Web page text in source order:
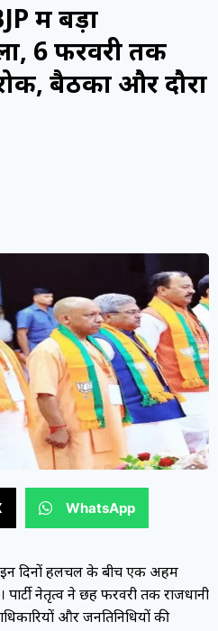
में बड़ा
6 फरवरी तक
बैठकों और दौरों
WhatsApp
इन दिनों हलचल के बीच एक अहम
नेतृत्व ने छह फरवरी तक राजधानी
और जनप्रतिनिधियों की